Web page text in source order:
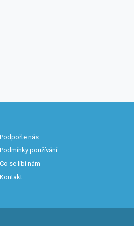
Podpořte nás
Podmínky používání
Co se líbí nám
Kontakt